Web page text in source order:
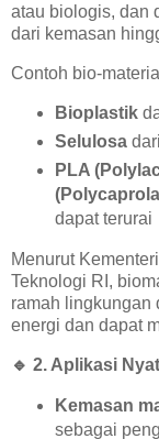
atau biologis, dan
dari kemasan
Contoh bio-
Bioplastik
Selulosa
PLA
dapat terurai
Menurut
Teknologi RI,
ramah lingkungan
energi dan dapat
🔹 2. Aplikasi
Kemasan
sebagai